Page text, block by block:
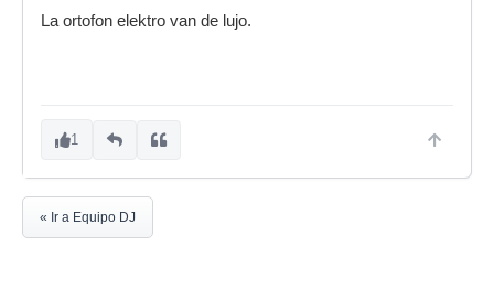
La ortofon elektro van de lujo.
1
« Ir a Equipo DJ